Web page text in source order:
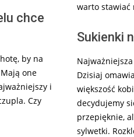
chce
by na
one
i
Czy
warto stawiać
Sukienki
Dzisiaj
większość
decydujemy
przepięknie,
sylwetki.